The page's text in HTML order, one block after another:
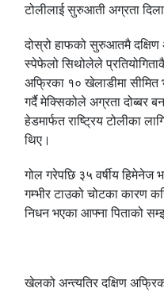
टोलीलाई सुरुआती अग्रता
दोस्रो हाफको सुरुआतमै दक्षिण
स्पेफेलो सिथोलेले प्रतियोगिताकै
अफ्रिका १० खेलाडीमा
गर्दै मेक्सिकोले अग्रता दोब्बर
हेडमार्फत राष्ट्रिय टोलीका
थिए।
गोल गरेपछि ३५ वर्षीय
गम्भीर टाउको चोटका कारण
निधन भएका आफ्ना पिताको
खेलको अन्त्यतिर दक्षिण